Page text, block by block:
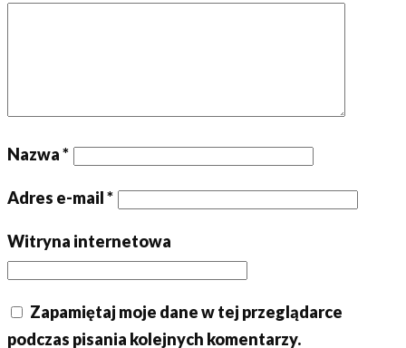
Nazwa*
Adres e-mail*
Witryna internetowa
Zapamiętaj moje dane w tej przeglądarce
podczas pisania kolejnych komentarzy.